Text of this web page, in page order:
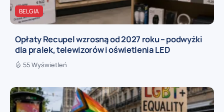
BELGIA
Opłaty Recupel wzrosną od 2027 roku – podwyżki
dla pralek, telewizorów i oświetlenia LED
55 Wyświetleń